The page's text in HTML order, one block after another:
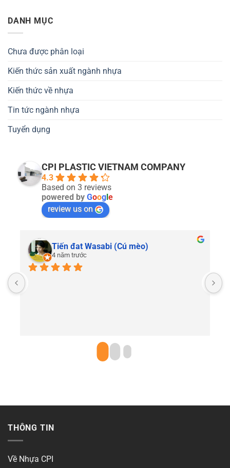
DANH MỤC
Chưa được phân loại
Kiến thức sản xuất ngành nhựa
Kiến thức về nhựa
Tin tức ngành nhựa
Tuyển dụng
CPI PLASTIC VIETNAM COMPANY
4.3
Based on 3 reviews
powered by Goog e
review us on
Tiến đat Wasabi (Cú mèo)
4 năm trước
THÔNG TIN
Về Nhựa CPI